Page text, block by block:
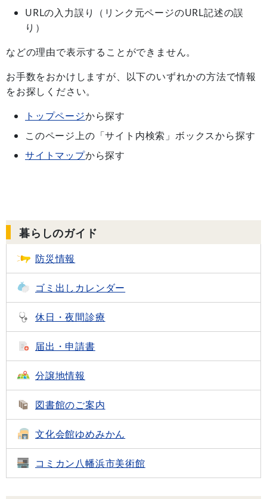
URLの入力誤り（リンク元ページのURL記述の誤
り）
などの理由で表示することができません。
お手数をおかけしますが、以下のいずれかの方法で情報
をお探しください。
トップページから探す
このページ上の「サイト内検索」ボックスから探す
サイトマップから探す
暮らしのガイド
防災情報
ゴミ出し カレンダー
休日・夜間診療
届出・申請書
分譲地情報
図書館のご案内
文化会館ゆめみかん
コミカン八幡浜市美術館